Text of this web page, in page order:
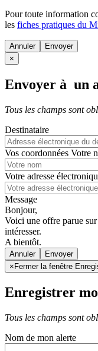
Pour toute information
les fiches pratiques du
Annuler
×
Envoyer à un
Tous les champs sont
Destinataire
Vos coordonnées Votre
Votre adresse
Message
Bonjour,
Voici une offre parue
intéresser.
A bientôt.
Annuler
× Fermer la fenêtre
Enregistrer
Tous les champs sont
Nom de mon alerte